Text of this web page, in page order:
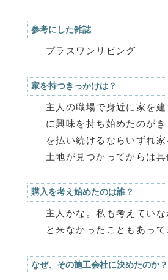
参考にした雑誌
プラスワンリビング
家を持つきっかけは？
主人の職場で身近に家を
に興味を持ち始めたのが
を払い続けるならいずれ
土地が見つかってからは
購入を考え始めたのは誰？
主人かな。私も考えてい
と来なかったこともあっ
なぜ、その施工会社に決めたのか？